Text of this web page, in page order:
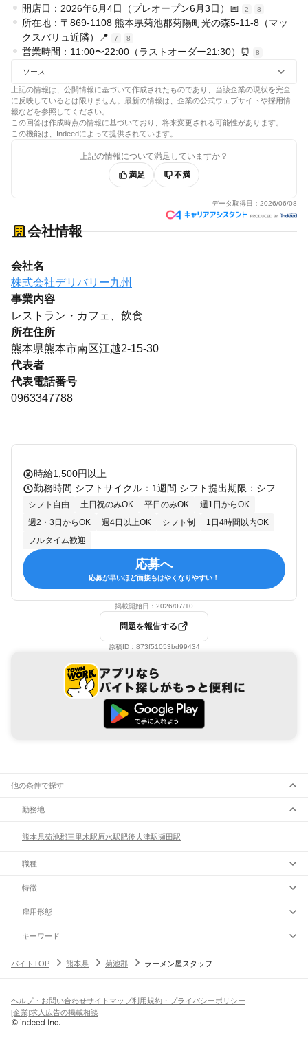
開店日：2026年6月4日（プレオープン6月3日）📅 2 8
所在地：〒869-1108 熊本県菊池郡菊陽町光の森5-11-8（マッ
クスバリュ近隣）📍
7 8
営業時間：11:00〜22:00（ラストオーダー21:30）⏰ 8
ソース
上記の情報は、公開情報に基づいて作成されたものであり、当該企業の現状を完全
に反映しているとは限りません。最新の情報は、企業の公式ウェブサイトや採用情
報などを参照してください。
この回答は作成時点の情報に基づいており、将来変更される可能性があります。
この機能は、Indeedによって提供されています。
上記の情報について満足していますか？
満足
不満
データ取得日： 2026/06/08
会社情報
会社名
株式会社デリバリー九州
事業内容
レストラン・カフェ、飲食
所在住所
熊本県熊本市南区江越2-15-30
代表者
代表電話番号
0963347788
時給1,500円以上
シフト自由 土日祝のみOK 平日のみOK
週1日からOK
週2・3日からOK
週4日以上OK シフト制
1日4時間以内OK
フルタイム歓迎
応募へ
応募が早いほど面接もはやくなりやすい！
掲載開始日： 2026/07/10
問題を報告する
原稿ID： 873f51053bd99434
他の条件で探す
勤務地
熊本県菊池郡三里木駅原水駅肥後大津駅瀬田駅
職種
特徴
雇用形態
キーワード
バイトTOP 熊本県 菊池郡 ラーメン屋スタッフ
ヘルプ・お問い合わせサイトマップ利用規約・プライバシーポリシー
[企業]求人広告の掲載相談